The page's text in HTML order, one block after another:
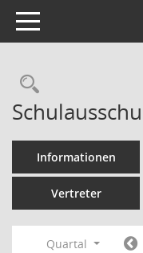
Toggle navigation
Informationen
Vertreter
Quartal